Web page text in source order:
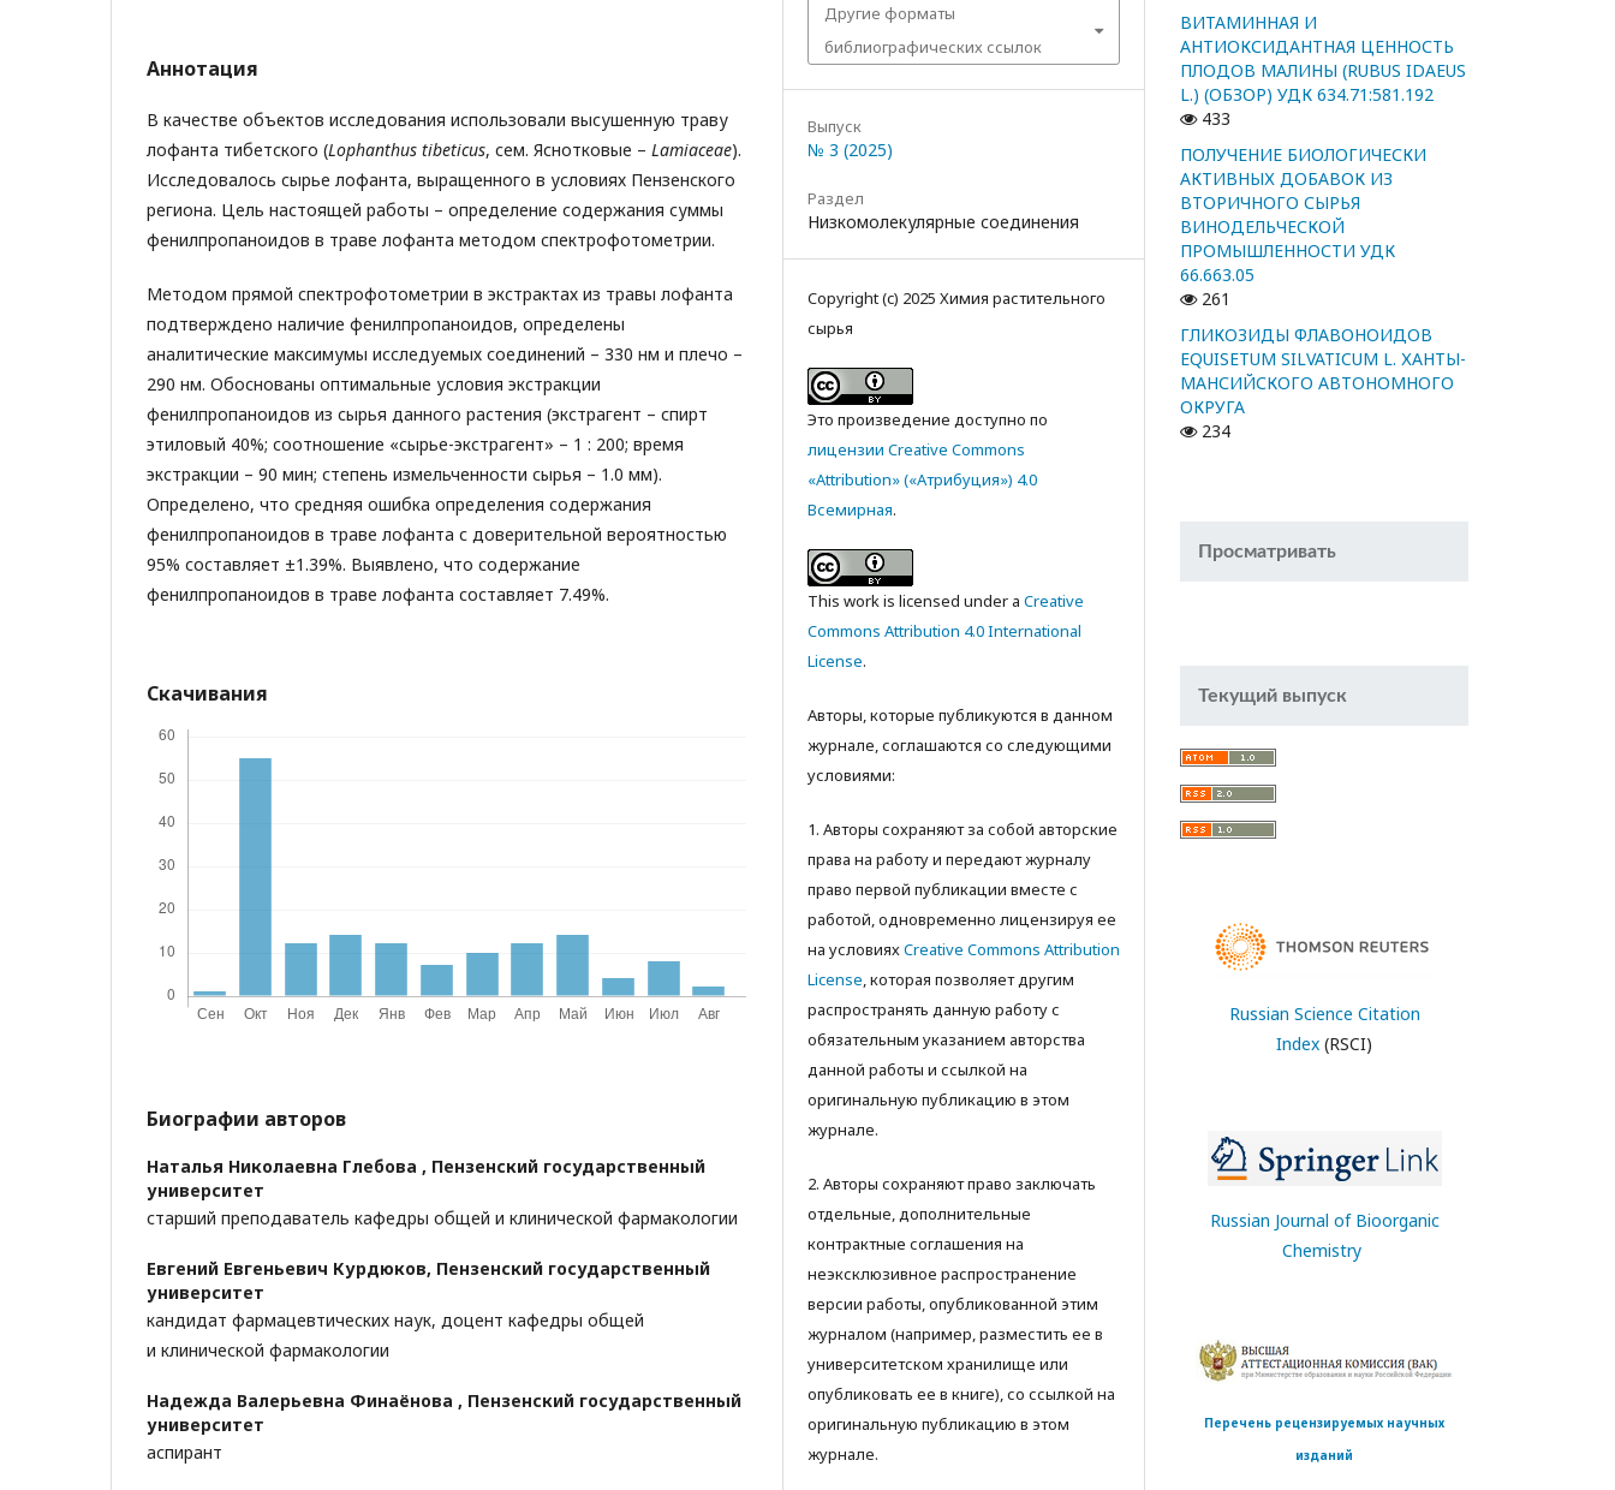
Аннотация
В качестве объектов исследования использовали высушенную траву
лофанта тибетского (Lophanthus tibeticus, сем. Яснотковые – Lamiaceae).
Исследовалось сырье лофанта, выращенного в условиях Пензенского
региона. Цель настоящей работы – определение содержания суммы
фенилпропаноидов в траве лофанта методом спектрофотометрии.
Методом прямой спектрофотометрии в экстрактах из травы лофанта
подтверждено наличие фенилпропаноидов, определены
аналитические максимумы исследуемых соединений – 330 нм и плечо –
290 нм. Обоснованы оптимальные условия экстракции
фенилпропаноидов из сырья данного растения (экстрагент – спирт
этиловый 40%; соотношение «сырье-экстрагент» – 1 : 200; время
экстракции – 90 мин; степень измельченности сырья – 1.0 мм).
Определено, что средняя ошибка определения содержания
фенилпропаноидов в траве лофанта с доверительной вероятностью
95% составляет ±1.39%. Выявлено, что содержание
фенилпропаноидов в траве лофанта составляет 7.49%.
Скачивания
Биографии авторов
Наталья Николаевна Глебова , Пензенский государственный
университет
старший преподаватель кафедры общей и клинической фармакологии
Евгений Евгеньевич Курдюков, Пензенский государственный
университет
кандидат фармацевтических наук, доцент кафедры общей
и клинической фармакологии
Надежда Валерьевна Финаёнова , Пензенский государственный
университет
аспирант
Другие форматы
библиографических ссылок
Выпуск
№ 3 (2025)
Раздел
Низкомолекулярные соединения
Copyright (c) 2025 Химия растительного
сырья
Это произведение доступно по
лицензии Creative Commons
«Attribution» («Атрибуция») 4.0
Всемирная.
This work is licensed under a Creative
Commons Attribution 4.0 International
License.
Авторы, которые публикуются в данном
журнале, соглашаются со следующими
условиями:
1. Авторы сохраняют за собой авторские
права на работу и передают журналу
право первой публикации вместе с
работой, одновременно лицензируя ее
на условияхCreative Commons Attribution
License, которая позволяет другим
распространять данную работу с
обязательным указанием авторства
данной работы и ссылкой на
оригинальную публикацию в этом
журнале.
2. Авторы сохраняют право заключать
отдельные, дополнительные
контрактные соглашения на
неэксклюзивное распространение
версии работы, опубликованной этим
журналом (например, разместить ее в
университетском хранилище или
опубликовать ее в книге), со ссылкой на
оригинальную публикацию в этом
журнале.
ВИТАМИННАЯ И
АНТИОКСИДАНТНАЯ ЦЕННОСТЬ
ПЛОДОВ МАЛИНЫ (RUBUS IDAEUS
L.) (ОБЗОР) УДК 634.71:581.192
433
ПОЛУЧЕНИЕ БИОЛОГИЧЕСКИ
АКТИВНЫХ ДОБАВОК ИЗ
ВТОРИЧНОГО СЫРЬЯ
ВИНОДЕЛЬЧЕСКОЙ
ПРОМЫШЛЕННОСТИ УДК
66.663.05
261
ГЛИКОЗИДЫ ФЛАВОНОИДОВ
EQUISETUM SILVATICUM L. ХАНТЫ-
МАНСИЙСКОГО АВТОНОМНОГО
ОКРУГА
234
Просматривать
Текущий выпуск
Russian Science Citation
Index (RSCI)
Russian Journal of Bioorganic
Chemistry
Перечень рецензируемых научных
изданий